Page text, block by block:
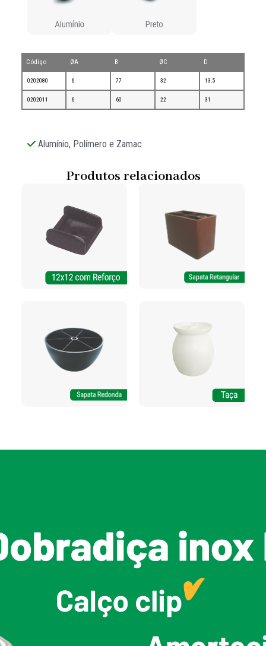
Código ØA B ØC D
0202080 6 77 32 13.5
0202011 6 60 22 31
Alumínio, Polímero e Zamac
Produtos relacionados